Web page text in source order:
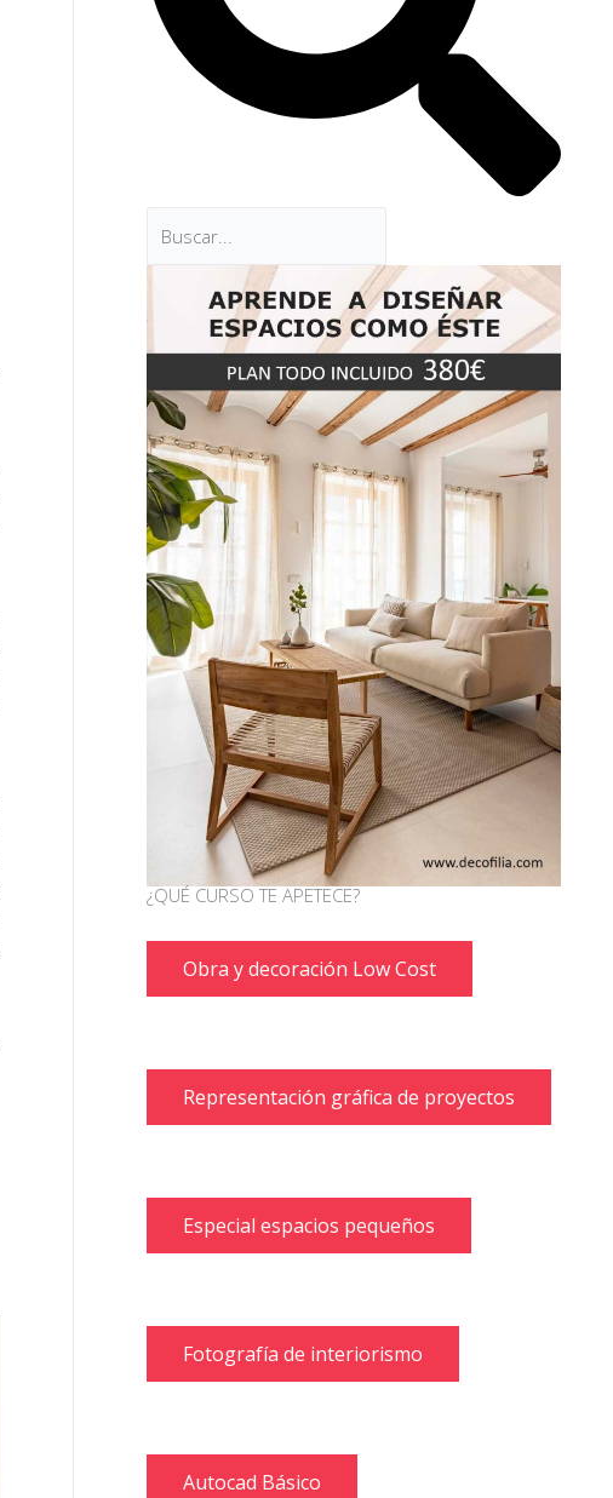
¿QUÉ CURSO TE APETECE?
Obra y decoración Low Cost
Representación gráfica de proyectos
Especial espacios pequeños
Fotografía de interiorismo
Autocad Básico